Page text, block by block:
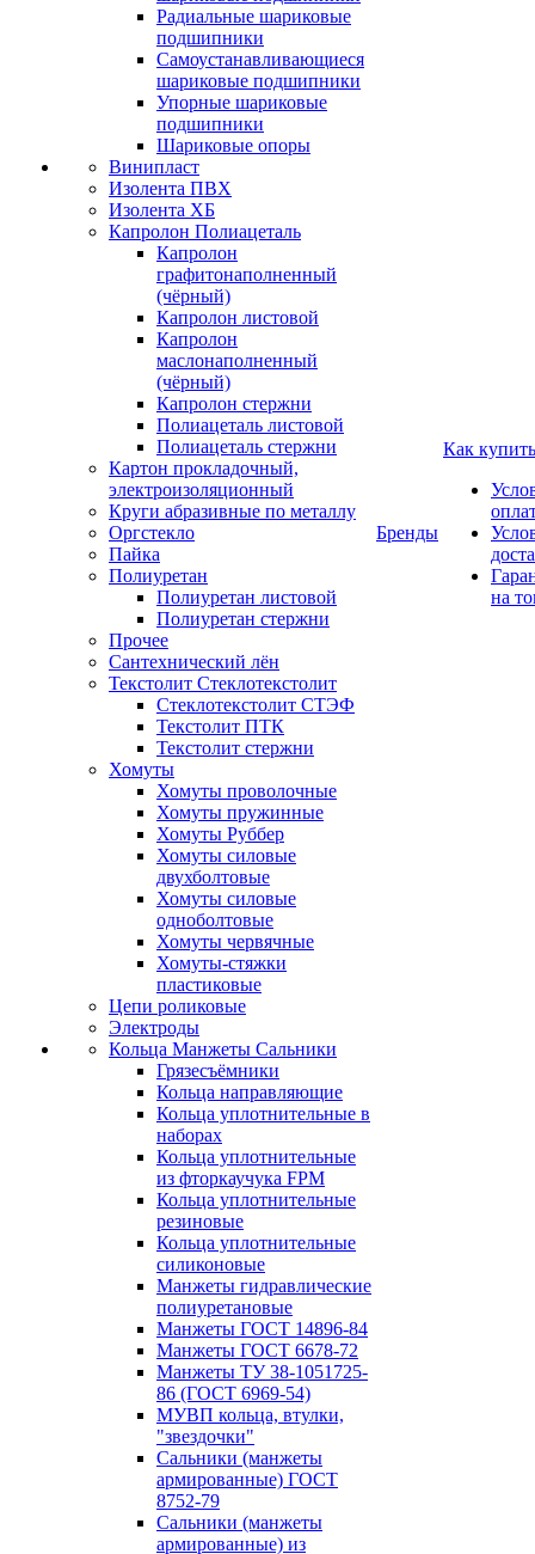
Радиальные шариковые
подшипники
Самоустанавливающиеся
шариковые подшипники
Упорные шариковые
подшипники
Шариковые опоры
Винипласт
Изолента ПВХ
Изолента ХБ
Капролон Полиацеталь
Капролон
графитонаполненный
(чёрный)
Капролон листовой
Капролон
маслонаполненный
(чёрный)
Капролон стержни
Полиацеталь листовой
Полиацеталь стержни
Картон прокладочный,
электроизоляционный
Круги абразивные по металлу
Оргстекло
Пайка
Полиуретан
Полиуретан листовой
Полиуретан стержни
Прочее
Сантехнический лён
Текстолит Стеклотекстолит
Стеклотекстолит СТЭФ
Текстолит ПТК
Текстолит стержни
Хомуты
Хомуты проволочные
Хомуты пружинные
Хомуты Руббер
Хомуты силовые
двухболтовые
Хомуты силовые
одноболтовые
Хомуты червячные
Хомуты-стяжки
пластиковые
Цепи роликовые
Электроды
Кольца Манжеты Сальники
Грязесъёмники
Кольца направляющие
Кольца уплотнительные в
наборах
Кольца уплотнительные
из фторкаучука FPM
Кольца уплотнительные
резиновые
Кольца уплотнительные
силиконовые
Манжеты гидравлические
полиуретановые
Манжеты ГОСТ 14896-84
Манжеты ГОСТ 6678-72
Манжеты ТУ 38-1051725-
86 (ГОСТ 6969-54)
МУВП кольца, втулки,
"звездочки"
Сальники (манжеты
армированные) ГОСТ
8752-79
Сальники (манжеты
армированные) из
Бренды
Как купить
на